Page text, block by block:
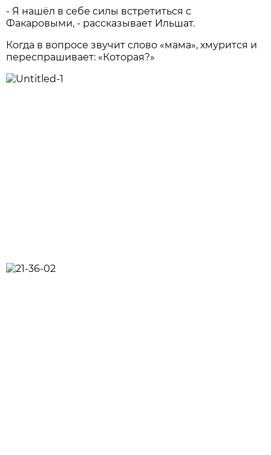
- Я нашёл в себе силы встретиться с
Факаровыми, - рассказывает Ильшат.
Когда в вопросе звучит слово «мама», хмурится и
переспрашивает: «Которая?»